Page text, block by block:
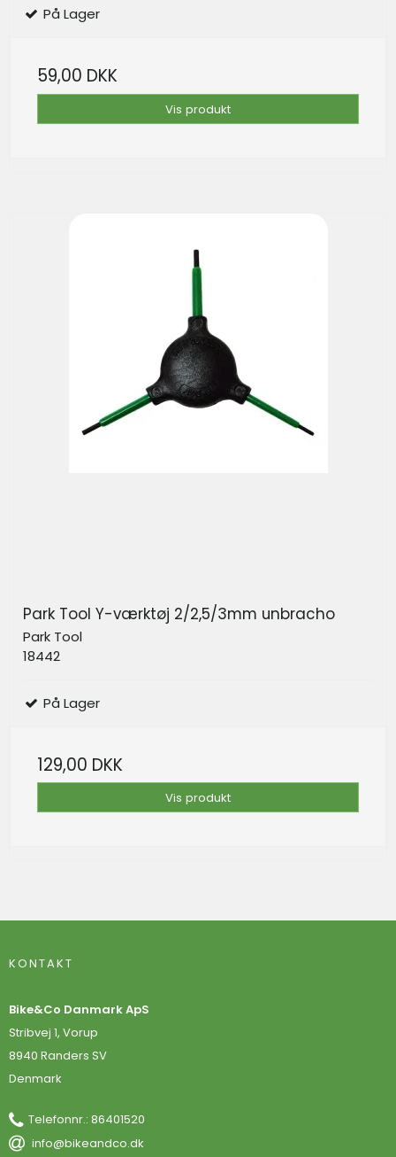
På Lager
59,00 DKK
Vis produkt
Park Tool Y-værktøj 2/2,5/3mm unbracho
Park Tool
18442
På Lager
129,00 DKK
Vis produkt
KONTAKT
Bike&Co Danmark ApS
Stribvej 1, Vorup
8940 Randers SV
Denmark
Telefonnr.: 86401520
info@bikeandco.dk